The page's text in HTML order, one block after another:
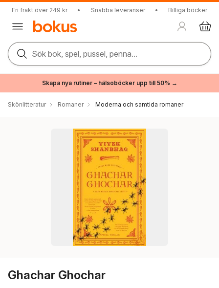
Fri frakt över 249 kr • Snabba leveranser • Billiga böcker
Sök bok, spel, pussel, penna...
Skapa nya rutiner – hälsoböcker upp till 50% →
Skönlitteratur Romaner Moderna och samtida romaner
Ghachar Ghochar